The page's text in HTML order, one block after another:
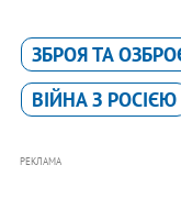
ЗБРОЯ ТА
ВІЙНА З РОСІЄЮ
РЕКЛАМА